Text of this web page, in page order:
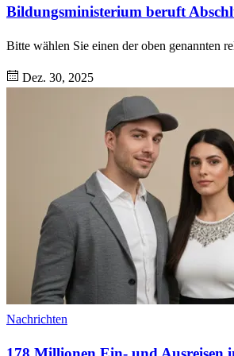
Bildungsministerium beruft
Bitte wählen Sie einen der oben genannten
Dez. 30, 2025
Nachrichten